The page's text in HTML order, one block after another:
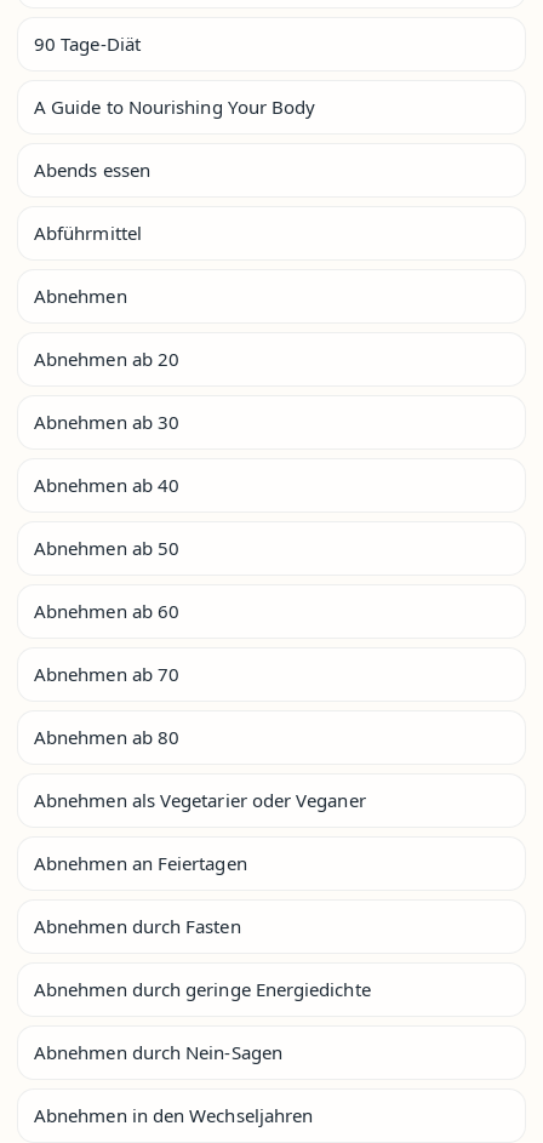
90 Tage-Diät
A Guide to Nourishing Your Body
Abends essen
Abführmittel
Abnehmen
Abnehmen ab 20
Abnehmen ab 30
Abnehmen ab 40
Abnehmen ab 50
Abnehmen ab 60
Abnehmen ab 70
Abnehmen ab 80
Abnehmen als Vegetarier oder Veganer
Abnehmen an Feiertagen
Abnehmen durch Fasten
Abnehmen durch geringe Energiedichte
Abnehmen durch Nein-Sagen
Abnehmen in den Wechseljahren